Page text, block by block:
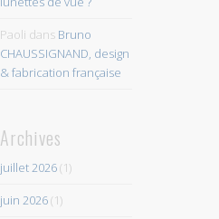
Paoli dans Bruno
CHAUSSIGNAND, design
& fabrication française
Archives
juillet 2026(1)
juin 2026(1)